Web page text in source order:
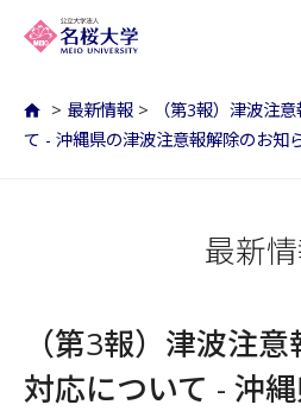
> 最新情報 >
（第3報）津波注
て - 沖縄県の津波注意報解除のお知
最新
（第3報）津波注
対応について - 沖